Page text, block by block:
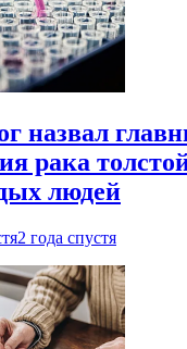
назвал
рака
людей
2 года спустя